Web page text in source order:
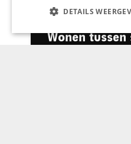
WONEN &
Wonen
DETAILS